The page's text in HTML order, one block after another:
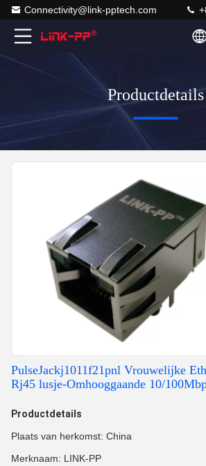
Connectivity@link-pptech.com
Productdetails
PulseJackj1011f21pnl Vrouwelijke
Rj45 lusje-Omhooggaande 10/
Productdetails
Plaats van herkomst: China
Merknaam: LINK-PP